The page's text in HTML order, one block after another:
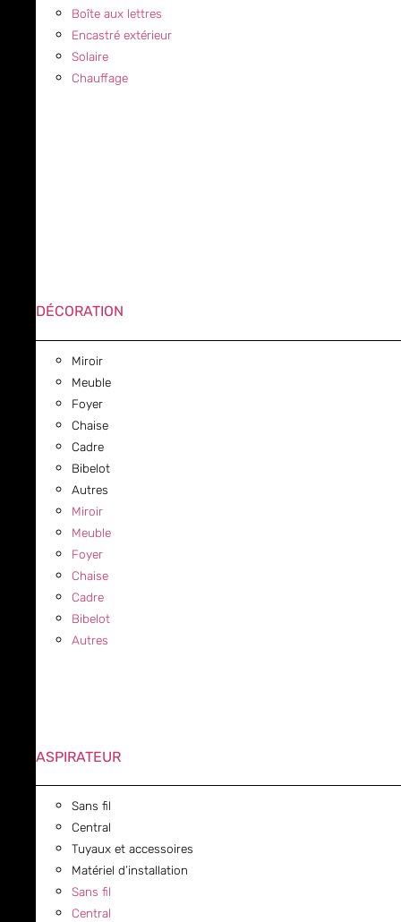
Boîte aux lettres
Encastré extérieur
Solaire
Chauffage
DÉCORATION
Miroir
Meuble
Foyer
Chaise
Cadre
Bibelot
Autres
Miroir
Meuble
Foyer
Chaise
Cadre
Bibelot
Autres
ASPIRATEUR
Sans fil
Central
Tuyaux et accessoires
Matériel d’installation
Sans fil
Central